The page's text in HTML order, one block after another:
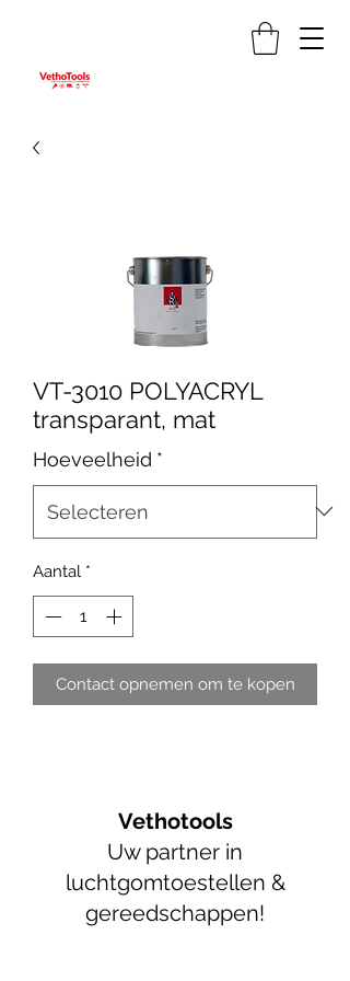
VT-3010 POLYACRYL
transparant, mat
Hoeveelheid *
Aantal *
Contact opnemen om te kopen
Vethotools
Uw partner in
luchtgomtoestellen &
gereedschappen!